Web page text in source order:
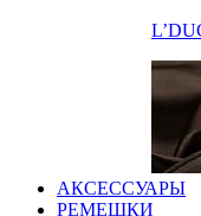
АКСЕССУАРЫ
РЕМЕШКИ